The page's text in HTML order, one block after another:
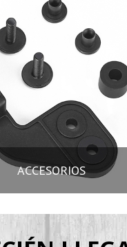
ACCESORIOS